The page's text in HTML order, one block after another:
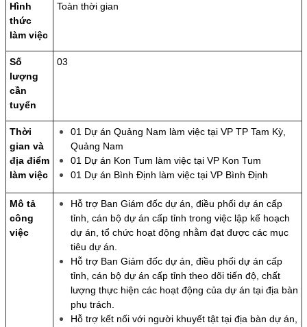
Hình
thức
làm việc
Toàn thời gian
Số
lượng
cần
tuyển
03
Thời
gian và
địa điểm
làm việc
01 Dự án Quảng Nam làm việc tại VP TP Tam Kỳ,
Quảng Nam
01 Dự án Kon Tum làm việc tại VP Kon Tum
01 Dự án Bình Định làm việc tại VP Bình Định
Mô tả
công
việc
Hỗ trợ Ban Giám đốc dự án, điều phối dự án cấp
tỉnh, cán bộ dự án cấp tỉnh trong việc lập kế hoạch
dự án, tổ chức hoạt động nhằm đạt được các mục
tiêu dự án.
Hỗ trợ Ban Giám đốc dự án, điều phối dự án cấp
tỉnh, cán bộ dự án cấp tỉnh theo dõi tiến độ, chất
lượng thực hiện các hoạt động của dự án tại địa bàn
phụ trách.
Hỗ trợ kết nối với người khuyết tật tại địa bàn dự án,